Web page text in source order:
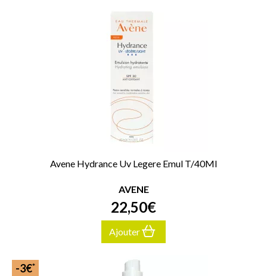
Avene Hydrance Uv Legere Emul T/40Ml
AVENE
22,50€
Ajouter
-3€*